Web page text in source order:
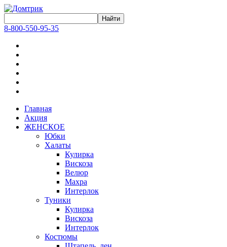
8-800-550-95-35
Главная
Акция
ЖЕНСКОЕ
Юбки
Халаты
Кулирка
Вискоза
Велюр
Махра
Интерлок
Туники
Кулирка
Вискоза
Интерлок
Костюмы